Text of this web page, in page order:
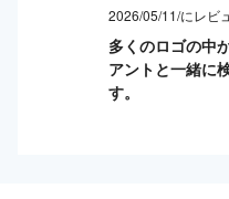
2026/05/11/にレビ
多くのロゴの中
アントと一緒に
す。